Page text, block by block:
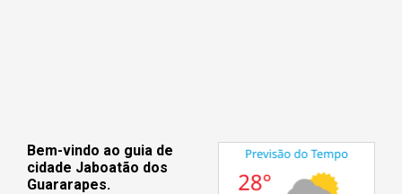
Bem-vindo ao guia de
cidade Jaboatão dos
Guararapes.